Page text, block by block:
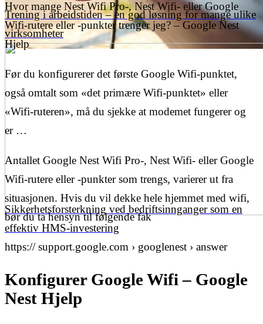
Trening i arbeidstiden – en god løsning for mange ulike
virksomheter
Sikkerhetsforsterkning ved bedriftsinnganger som en
effektiv HMS-investering
Hvor mange Nest Wifi Pro-, Nest Wifi- eller Google
Wifi-rutere eller -punkter trenger jeg? – Google Nest
Hjelp
Før du konfigurerer det første Google Wifi-punktet,
også omtalt som «det primære Wifi-punktet» eller
«Wifi-ruteren», må du sjekke at modemet fungerer og
er …
Antallet Google Nest Wifi Pro-, Nest Wifi- eller Google
Wifi-rutere eller -punkter som trengs, varierer ut fra
situasjonen. Hvis du vil dekke hele hjemmet med wifi,
bør du ta hensyn til følgende fak
https:// support.google.com › googlenest › answer
Konfigurer Google Wifi – Google
Nest Hjelp